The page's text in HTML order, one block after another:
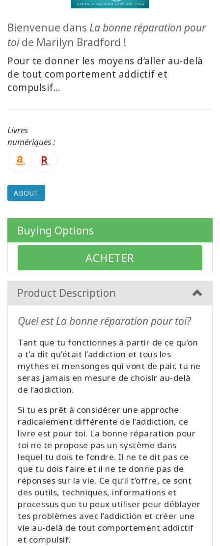
SHOP
SELECTIONS
SHOP
BY
TOPIC
WISHLIST
Bienvenue dans La bonne réparation pour
toide Marilyn Bradford !
Pour te donner les moyens d’aller au-delà
de tout comportement addictif et
compulsif...
Livres
numériques :
ABOUT
Buying Options
ACHETER
Product Description
Quel est La bonne réparation pour toi?
Tant que tu fonctionnes à partir de ce qu’on
a t’a dit qu’était l’addiction et tous les
mythes et mensonges qui vont de pair, tu ne
seras jamais en mesure de choisir au-delà
de l’addiction.
Si tu es prêt à considérer une approche
radicalement différente de l’addiction, ce
livre est pour toi. La bonne réparation pour
toi ne te propose pas un système dans
lequel tu dois te fondre. Il ne te dit pas ce
que tu dois faire et il ne te donne pas de
réponses sur la vie. Ce qu’il t’offre, ce sont
des outils, techniques, informations et
processus que tu peux utiliser pour déblayer
tes problèmes avec l’addiction et créer une
vie au-delà de tout comportement addictif
et compulsif.